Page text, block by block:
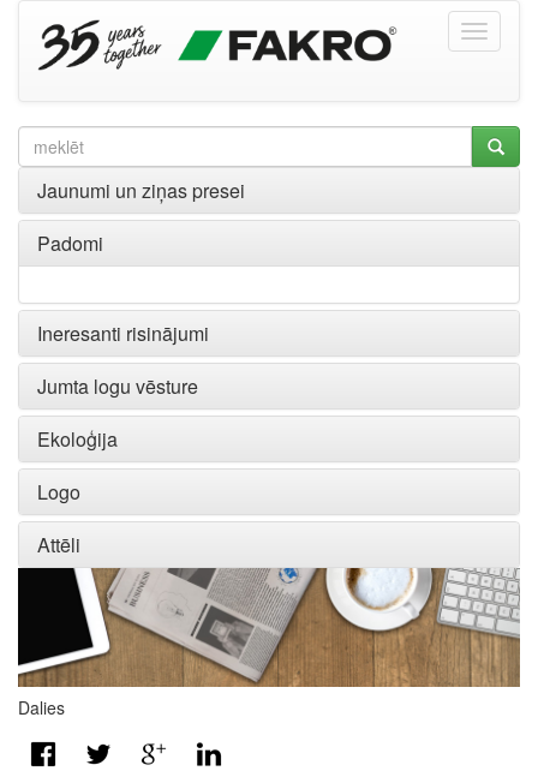
Jaunumi un ziņas presei
Padomi
Ineresanti risinājumi
Jumta logu vēsture
Ekoloģija
Logo
Attēli
Dalies